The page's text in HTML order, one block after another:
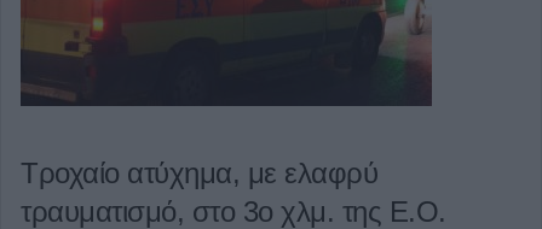
Τροχαίο ατύχημα, με ελαφρύ
τραυματισμό, στο 3ο χλμ. της Ε.Ο.